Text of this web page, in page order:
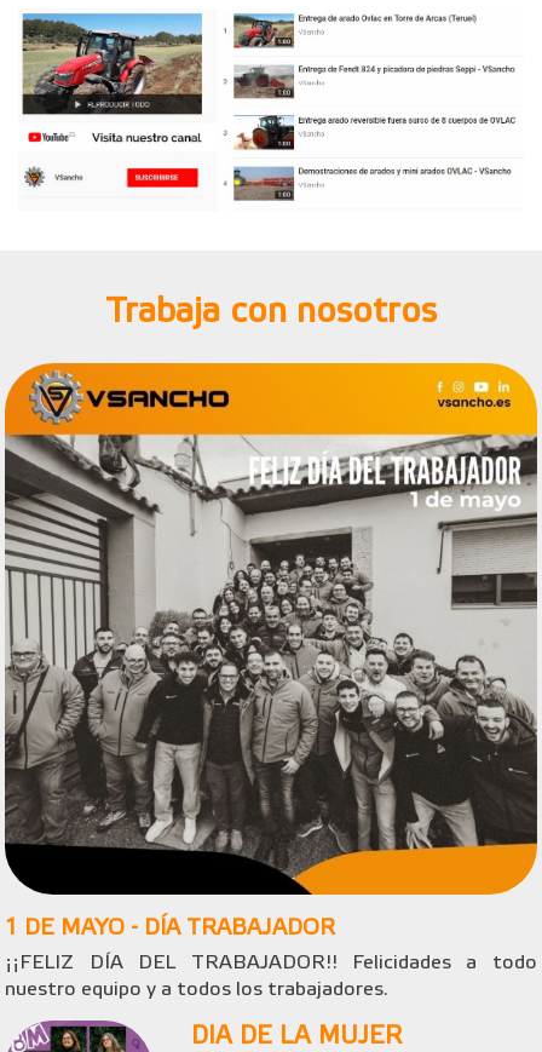
Trabaja con nosotros
1 DE MAYO - DÍA TRABAJADOR
¡¡FELIZ DÍA DEL TRABAJADOR!! Felicidades a todo
nuestro equipo y a todos los trabajadores.
DIA DE LA MUJER